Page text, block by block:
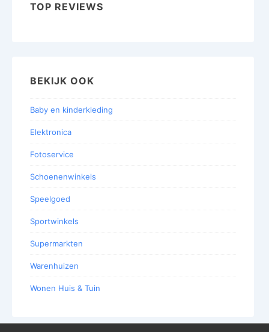
TOP REVIEWS
BEKIJK OOK
Baby en kinderkleding
Elektronica
Fotoservice
Schoenenwinkels
Speelgoed
Sportwinkels
Supermarkten
Warenhuizen
Wonen Huis & Tuin